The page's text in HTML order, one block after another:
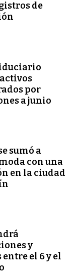
de
por
a junio
sumó a
con una
en la ciudad
y
el 6 y el